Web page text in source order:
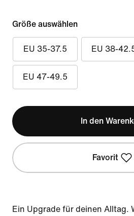
Größe auswählen
EU 35-37.5 EU 38-
EU 47-49.5
In den
Favorit
Ein Upgrade für deinen Alltag.